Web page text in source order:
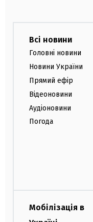
Всі новини
Головні новини
Новини України
Прямий ефір
Відеоновини
Аудіоновини
Погода
Мобілізація в